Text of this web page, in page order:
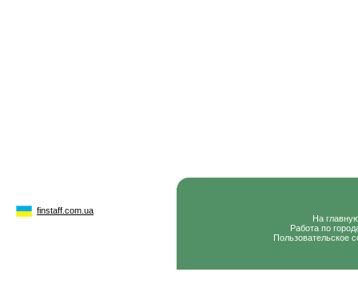
finstaff.com.ua
На
Работа по
Пользовательское